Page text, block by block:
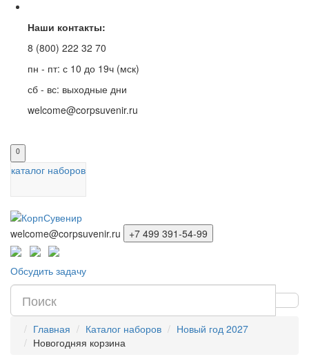
Наши контакты:
8 (800) 222 32 70
пн - пт: с 10 до 19ч (мск)
сб - вс: выходные дни
welcome@corpsuvenir.ru
0
каталог наборов
welcome@corpsuvenir.ru +7 499 391-54-99
Обсудить задачу
Главная Каталог наборов
Новый год 2027
Новогодняя корзина